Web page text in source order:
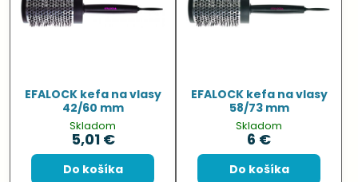
EFALOCK kefa na vlasy
42/60 mm
Skladom
5,01 €
Do košíka
EFALOCK kefa na vlasy
58/73 mm
Skladom
6 €
Do košíka